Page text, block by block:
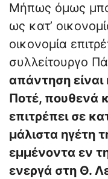
Μήπως όμως
ως κατ’
οικονομία
συλλείτουργο
απάντηση
Ποτέ, πουθενά
επιτρέπει σε
μάλιστα ηγέτη
εμμένοντα εν
ενεργά στη Θ.